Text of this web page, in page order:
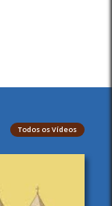
Todos os Vídeos